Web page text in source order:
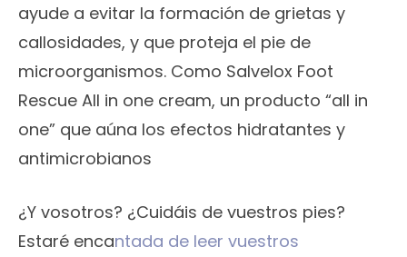
ayude a evitar la formación de grietas y
callosidades, y que proteja el pie de
microorganismos. Como Salvelox Foot
Rescue All in one cream, un producto “all in
one” que aúna los efectos hidratantes y
antimicrobianos
¿Y vosotros? ¿Cuidáis de vuestros pies?
Estaré encantada de leer vuestros